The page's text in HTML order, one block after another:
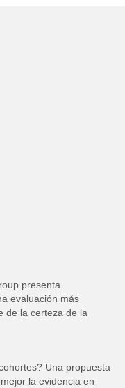
presenta
evaluación más
de la certeza de la
Una propuesta
la evidencia en